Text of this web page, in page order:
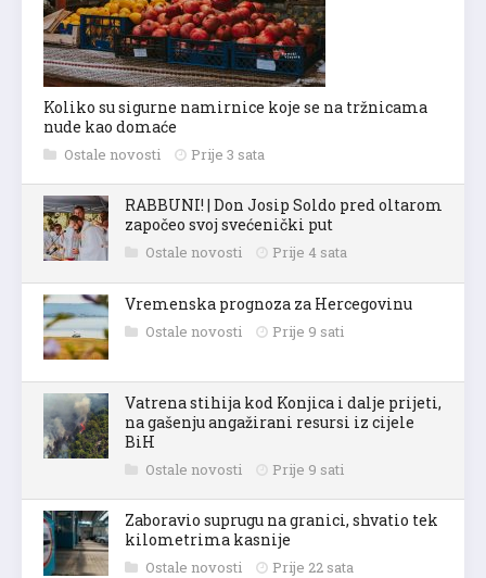
Koliko su sigurne namirnice koje se na tržnicama
nude kao domaće
Ostale novosti Prije 3 sata
RABBUNI! | Don Josip Soldo pred oltarom
započeo svoj svećenički put
Ostale novosti Prije 4 sata
Vremenska prognoza za Hercegovinu
Ostale novosti Prije 9 sati
Vatrena stihija kod Konjica i dalje prijeti,
na gašenju angažirani resursi iz cijele
BiH
Ostale novosti Prije 9 sati
Zaboravio suprugu na granici, shvatio tek
kilometrima kasnije
Ostale novosti Prije 22 sata